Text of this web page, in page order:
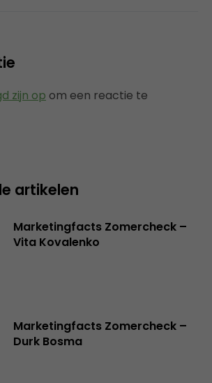
zijn op om een reactie te
artikelen
Marketingfacts Zomercheck –
Vita Kovalenko
Marketingfacts Zomercheck –
Durk Bosma